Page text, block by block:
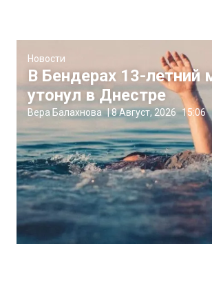
Новости
В Бендерах 13-летний
утонул в Днестре
Вера Балахнова |8 Август, 2026 15:06